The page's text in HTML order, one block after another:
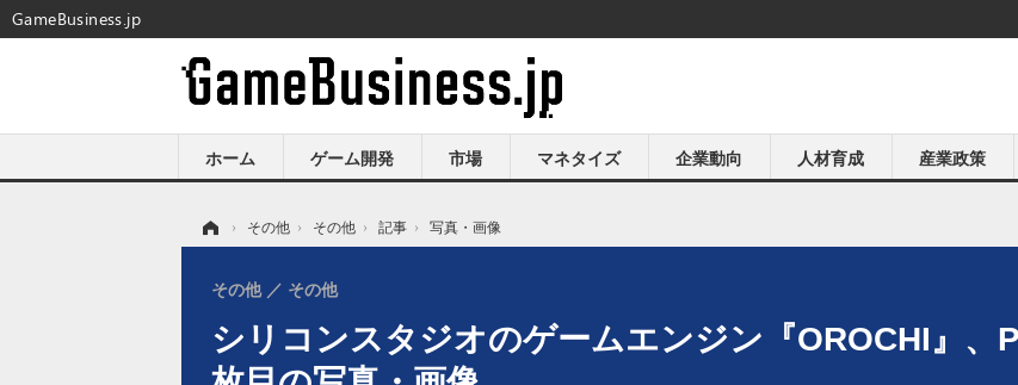
ホーム ゲーム開発 市場 マネタイズ 企業動向 人材育成 産業政策
› その他 › その他 › 記事 › 写真・画像
シリコンスタジオのゲームエンジン『OROCHI』
その他 その他
GameBusiness.jp